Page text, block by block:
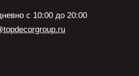
с 10:00 до 20:00